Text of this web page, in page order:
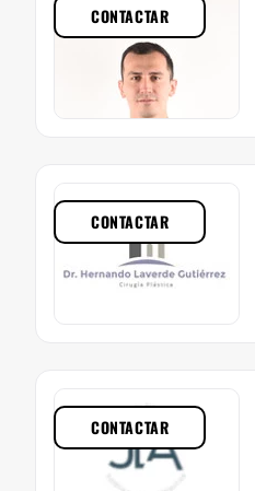
CONTACTAR
CONTACTAR
CONTACTAR